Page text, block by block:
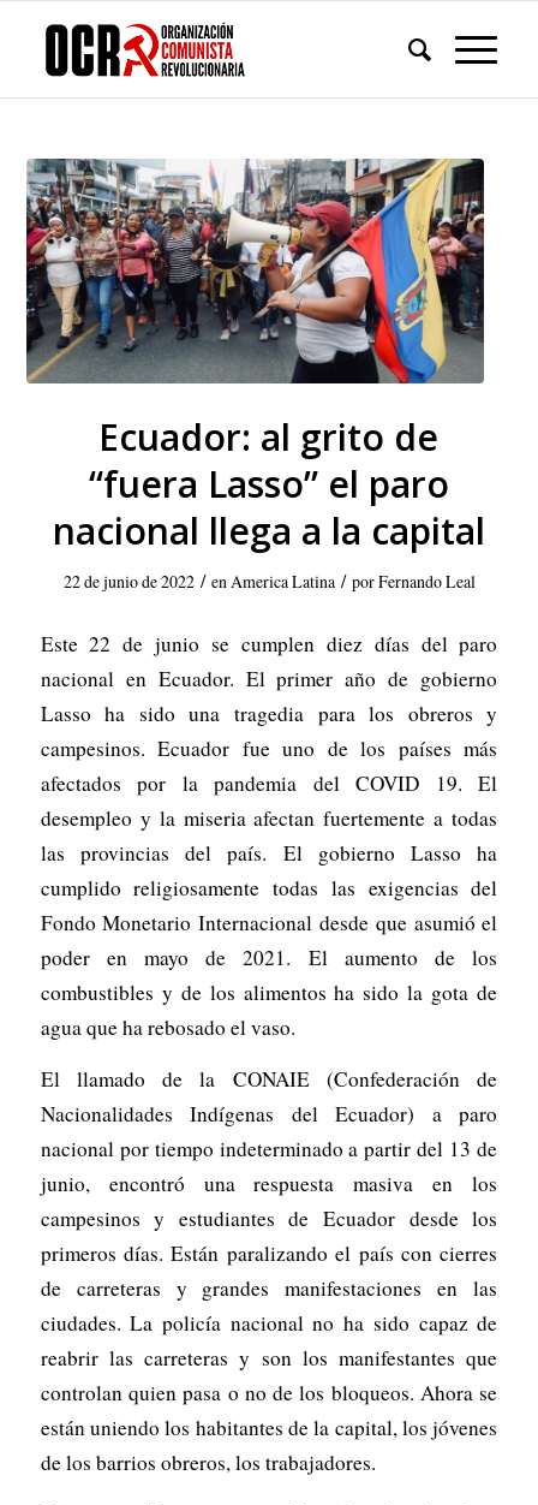
Ecuador: al grito de
“fuera Lasso” el paro
nacional llega a la capital
22 de junio de 2022 / enAmerica Latina / porFernando Leal
Este 22 de junio se cumplen diez días del paro
nacional en Ecuador. El primer año de gobierno
Lasso ha sido una tragedia para los obreros y
campesinos. Ecuador fue uno de los países más
afectados por la pandemia del COVID 19. El
desempleo y la miseria afectan fuertemente a todas
las provincias del país. El gobierno Lasso ha
cumplido religiosamente todas las exigencias del
Fondo Monetario Internacional desde que asumió el
poder en mayo de 2021. El aumento de los
combustibles y de los alimentos ha sido la gota de
agua que ha rebosado el vaso.
El llamado de la CONAIE (Confederación de
Nacionalidades Indígenas del Ecuador) a paro
nacional por tiempo indeterminado a partir del 13 de
junio, encontró una respuesta masiva en los
campesinos y estudiantes de Ecuador desde los
primeros días. Están paralizando el país con cierres
de carreteras y grandes manifestaciones en las
ciudades. La policía nacional no ha sido capaz de
reabrir las carreteras y son los manifestantes que
controlan quien pasa o no de los bloqueos. Ahora se
están uniendo los habitantes de la capital, los jóvenes
de los barrios obreros, los trabajadores.